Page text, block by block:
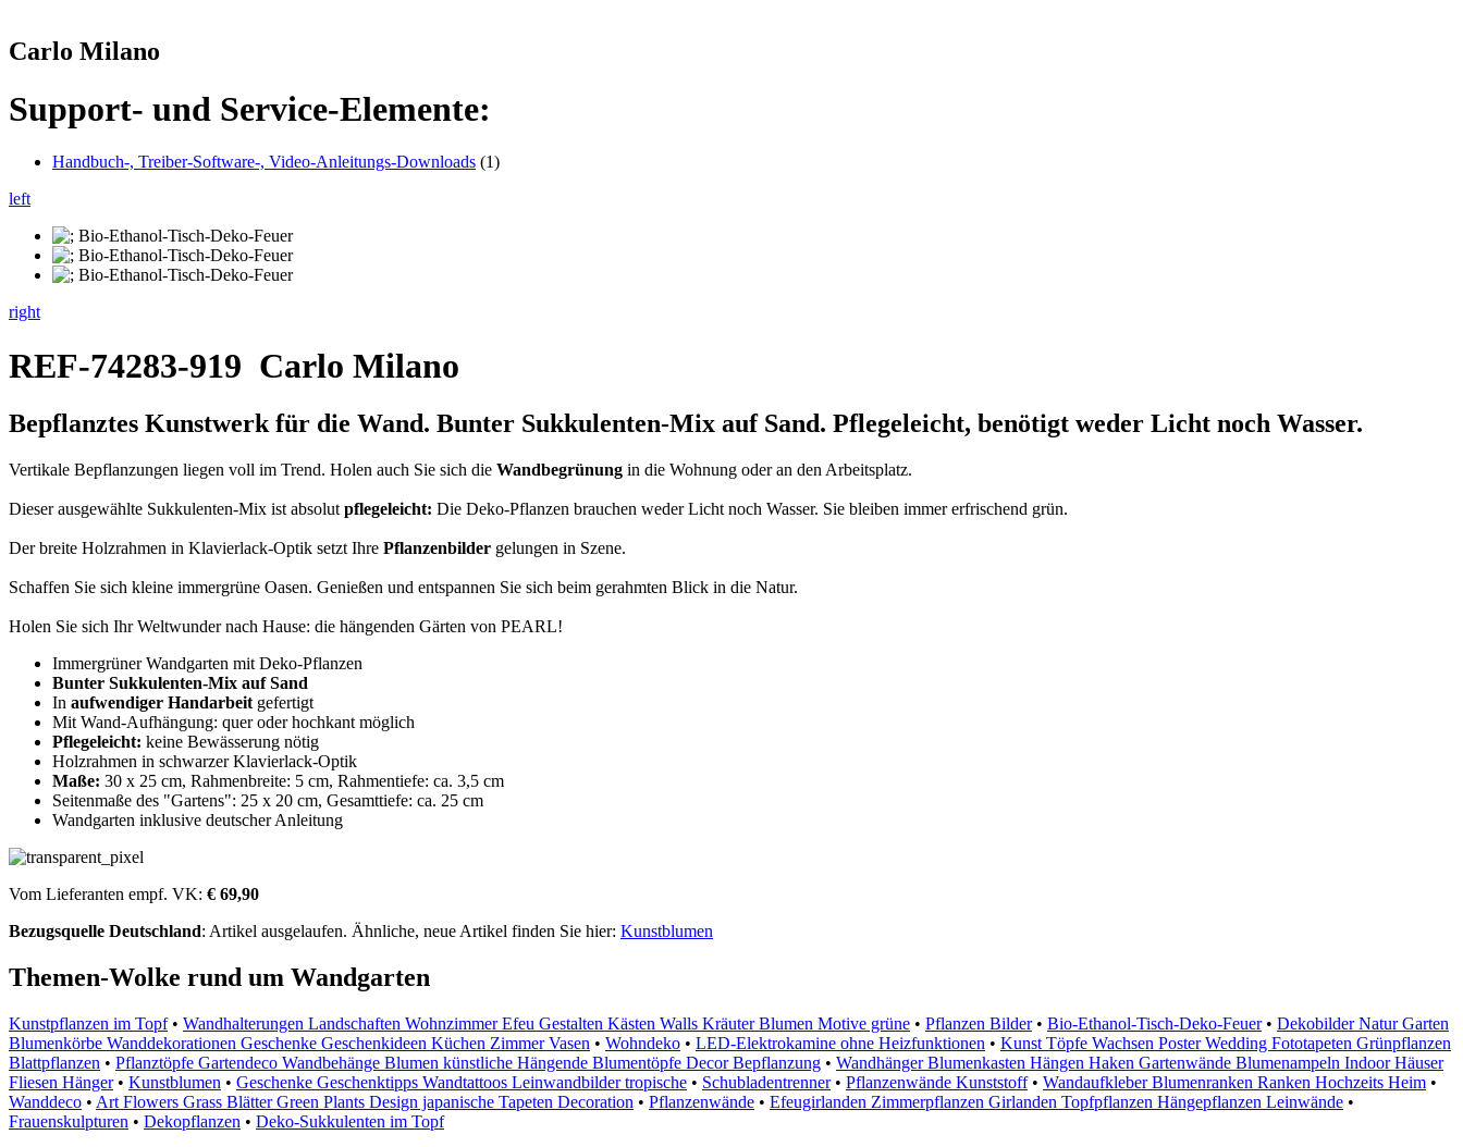
Carlo Milano
Support- und Service-Elemente:
Handbuch-, Treiber-Software-, Video-Anleitungs-Downloads (1)
left
right
REF-74283-919 Carlo Milano
Bepflanztes Kunstwerkfür die Wand. Bunter Sukkulenten-Mix auf Sand. Pflegeleicht, benötigt weder Licht noch Wasser.
Vertikale Bepflanzungen liegen voll im Trend. Holen auch Sie sich die Wandbegrünung in die Wohnung oder an den Arbeitsplatz.
Dieser ausgewählte Sukkulenten-Mix ist absolut pflegeleicht: Die Deko-Pflanzen brauchen weder Licht noch Wasser. Sie bleiben immer erfrischend grün.
Der breite Holzrahmen in Klavierlack-Optik setzt Ihre Pflanzenbilder gelungen in Szene.
Schaffen Sie sich kleine immergrüne Oasen. Genießen und entspannen Sie sich beim gerahmten Blick in die Natur.
Holen Sie sich Ihr Weltwunder nach Hause: die hängenden Gärten von PEARL!
Immergrüner Wandgarten mit Deko-Pflanzen
Bunter Sukkulenten-Mix auf Sand
In aufwendiger Handarbeit gefertigt
Mit Wand-Aufhängung: quer oder hochkant möglich
Pflegeleicht: keine Bewässerung nötig
Holzrahmen in schwarzer Klavierlack-Optik
Maße: 30 x 25 cm, Rahmenbreite: 5 cm, Rahmentiefe: ca. 3,5 cm
Seitenmaße des "Gartens": 25 x 20 cm, Gesamttiefe: ca. 25 cm
Wandgarten inklusive deutscher Anleitung
Vom Lieferanten empf. VK: € 69,90
Bezugsquelle Deutschland: Artikel ausgelaufen. Ähnliche, neue Artikel finden Sie hier: Kunstblumen
Themen-Wolke rund um Wandgarten
Kunstpflanzen im Topf• Wandhalterungen Landschaften Wohnzimmer Efeu Gestalten Kästen Walls Kräuter Blumen Motive grüne • Pflanzen Bilder• Bio-Ethanol-Tisch-Deko-Feuer• Dekobilder Natur Garten
Blumenkörbe Wanddekorationen Geschenke Geschenkideen Küchen Zimmer Vasen • Wohndeko • LED-Elektrokamine ohne Heizfunktionen • Kunst Töpfe Wachsen Poster Wedding Fototapeten Grünpflanzen
Blattpflanzen • Pflanztöpfe Gartendeco Wandbehänge Blumen künstliche Hängende Blumentöpfe Decor Bepflanzung • Wandhänger Blumenkasten Hängen Haken Gartenwände Blumenampeln Indoor Häuser
Fliesen Hänger• Kunstblumen • Geschenke Geschenktipps Wandtattoos Leinwandbilder tropische • Schubladentrenner• Pflanzenwände Kunststoff• Wandaufkleber Blumenranken Ranken Hochzeits Heim •
Wanddeco • Art Flowers Grass Blätter Green Plants Design japanische Tapeten Decoration • Pflanzenwände • Efeugirlanden Zimmerpflanzen Girlanden Topfpflanzen Hängepflanzen Leinwände •
Frauenskulpturen • Dekopflanzen • Deko-Sukkulenten im Topf